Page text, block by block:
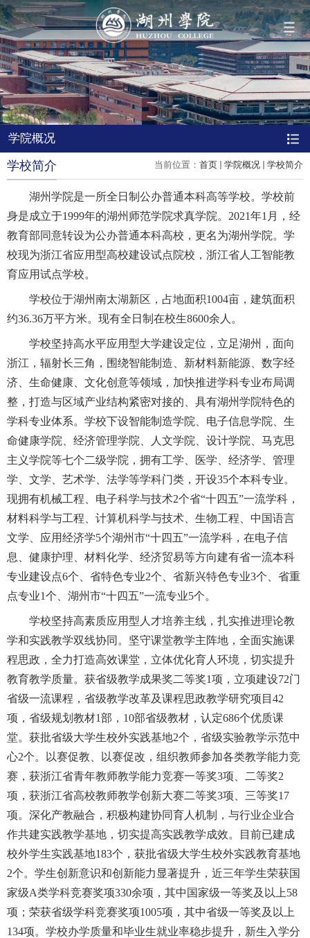
导航
学院概况
组织机构
人才培养
科学研究
校园生活
信息服务
链接
数字湖院
学校邮箱
领导信箱
语言
EN
学院概况
当前位置： 首页 学院概况 学校简介
学校简介
湖州学院是一所全日制公办普通本科高等学校。学校前
身是成立于1999年的湖州师范学院求真学院。2021年1月，经
教育部同意转设为公办普通本科高校，更名为湖州学院。学
校现为浙江省应用型高校建设试点院校，浙江省人工智能教
育应用试点学校。
学校位于湖州南太湖新区，占地面积1004亩，建筑面积
约36.36万平方米。现有全日制在校生8600余人。
学校坚持高水平应用型大学建设定位，立足湖州，面向
浙江，辐射长三角，围绕智能制造、新材料新能源、数字经
济、生命健康、文化创意等领域，加快推进学科专业布局调
整，打造与区域产业结构紧密对接的、具有湖州学院特色的
学科专业体系。学校下设智能制造学院、电子信息学院、生
命健康学院、经济管理学院、人文学院、设计学院、马克思
主义学院等七个二级学院，拥有工学、医学、经济学、管理
学、文学、艺术学、法学等学科门类，开设35个本科专业。
现拥有机械工程、电子科学与技术2个省“十四五”一流学科，
材料科学与工程、计算机科学与技术、生物工程、中国语言
文学、应用经济学5个湖州市“十四五”一流学科，在电子信
息、健康护理、材料化学、经济贸易等方向建有省一流本科
专业建设点6个、省特色专业2个、省新兴特色专业3个、省重
点专业1个、湖州市“十四五”一流专业5个。
学校坚持高素质应用型人才培养主线，扎实推进理论教
学和实践教学双线协同。坚守课堂教学主阵地，全面实施课
程思政，全力打造高效课堂，立体优化育人环境，切实提升
教育教学质量。获省级教学成果奖二等奖1项，立项建设72门
省级一流课程，省级教学改革及课程思政教学研究项目42
项，省级规划教材1部，10部省级教材，认定686个优质课
堂。获批省级大学生校外实践基地2个，省级实验教学示范中
心2个。以赛促教、以赛促改，组织教师参加各类教学能力竞
赛，获浙江省青年教师教学能力竞赛一等奖3项、二等奖2
项，获浙江省高校教师教学创新大赛二等奖3项、三等奖17
项。深化产教融合，积极构建协同育人机制，与行业企业合
作共建实践教学基地，切实提高实践教学成效。目前已建成
校外学生实践基地183个，获批省级大学生校外实践教育基地
2个。学生创新意识和创新能力显著提升，近三年学生荣获国
家级A类学科竞赛奖项330余项，其中国家级一等奖及以上58
项；荣获省级学科竞赛奖项1005项，其中省级一等奖及以上
134项。学校办学质量和毕业生就业率稳步提升，新生入学分